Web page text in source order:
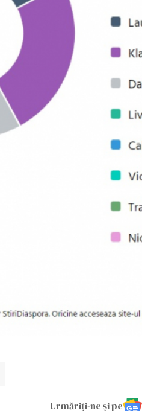
Urmăriți-ne și pe